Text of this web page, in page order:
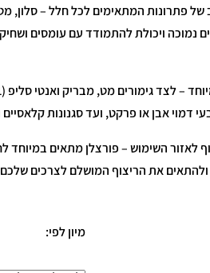
של פתרונות המתאימים לכל חלל – סלון,
נמוכה ויכולת להתמודד עם עומסים
דמוי אבן או פרקט, ועד סגנונות קלאסיים
השימוש – פורצלן מתאים במיוחד
ולהתאים את הריצוף המושלם לצרכים
מיון לפי: